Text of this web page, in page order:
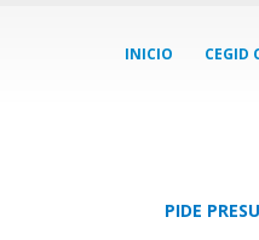
INICIO CEGID
PIDE